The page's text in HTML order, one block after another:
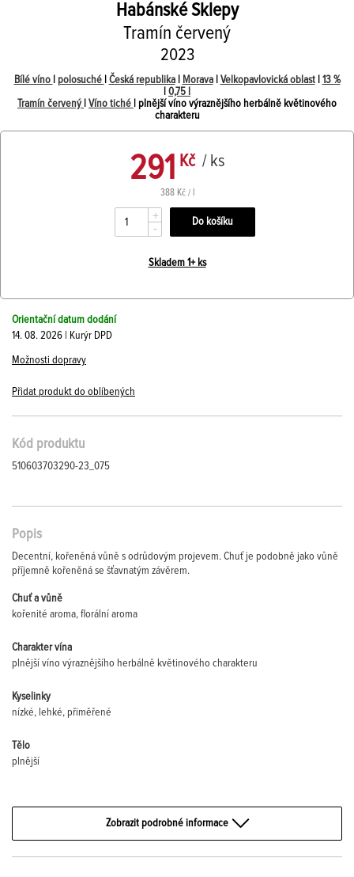
Habánské Sklepy
Tramín červený
2023
Bílé víno polosuché Česká republika| Morava| Velkopavlovická oblast| 13 %
0,75 l
Tramín červený Víno tiché
| plnější víno výraznějšího herbálně květinového
charakteru
291 Kč / ks
388 Kč / l
+
-
Skladem 1+ ks
Orientační datum dodání
14. 08. 2026 | Kurýr DPD
Možnosti dopravy
Přidat produkt do oblíbených
Kód produktu
510603703290-23_075
Popis
Decentní, kořeněná vůně s odrůdovým projevem. Chuť je podobně jako vůně
příjemně kořeněná se šťavnatým závěrem.
Chuť a vůně
kořenité aroma, florální aroma
Charakter vína
plnější víno výraznějšího herbálně květinového charakteru
Kyselinky
nízké, lehké, přiměřené
Tělo
plnější
Zobrazit podrobné informace